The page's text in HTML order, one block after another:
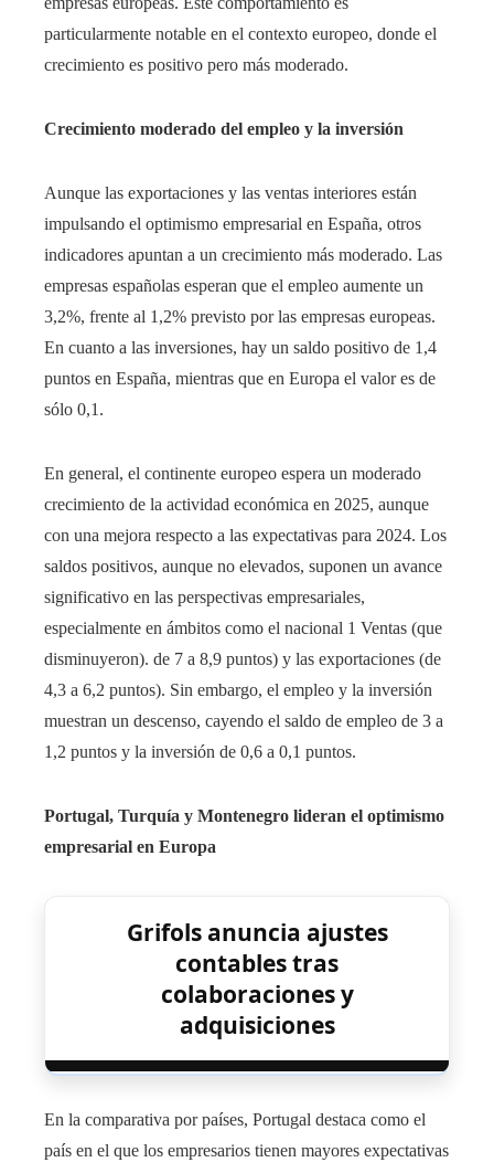
particularmente notable en el contexto europeo, donde el
crecimiento es positivo pero más moderado.
Crecimiento moderado del empleo y la inversión
Aunque las exportaciones y las ventas interiores están
impulsando el optimismo empresarial en España, otros
indicadores apuntan a un crecimiento más moderado. Las
empresas españolas esperan que el empleo aumente un
3,2%, frente al 1,2% previsto por las empresas europeas.
En cuanto a las inversiones, hay un saldo positivo de 1,4
puntos en España, mientras que en Europa el valor es de
sólo 0,1.
En general, el continente europeo espera un moderado
crecimiento de la actividad económica en 2025, aunque
con una mejora respecto a las expectativas para 2024. Los
saldos positivos, aunque no elevados, suponen un avance
significativo en las perspectivas empresariales,
especialmente en ámbitos como el nacional 1 Ventas (que
disminuyeron). de 7 a 8,9 puntos) y las exportaciones (de
4,3 a 6,2 puntos). Sin embargo, el empleo y la inversión
muestran un descenso, cayendo el saldo de empleo de 3 a
1,2 puntos y la inversión de 0,6 a 0,1 puntos.
Portugal, Turquía y Montenegro lideran el optimismo
empresarial en Europa
Grifols anuncia ajustes
contables tras
colaboraciones y
adquisiciones
En la comparativa por países, Portugal destaca como el
país en el que los empresarios tienen mayores expectativas